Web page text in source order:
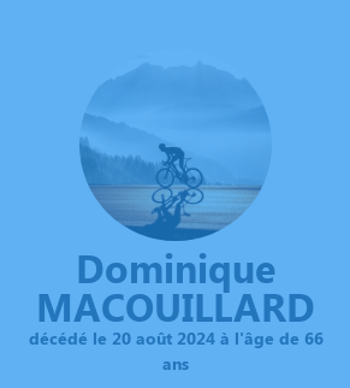
Dominique
MACOUILLARD
décédé le 20 août 2024 à l'âge de 66
ans